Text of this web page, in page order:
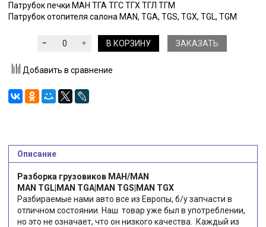
Патрубок печки МАН ТГА ТГС ТГХ ТГЛ ТГМ
Патрубок отопителя салона MAN, TGA, TGS, TGX, TGL, TGM
В КОРЗИНУ ЗАКАЗАТЬ
Добавить в сравнение
Описание
Разборка грузовиков МАН/MAN
MAN TGL|MAN TGA|MAN TGS|MAN TGX
Разбираемые нами авто все из Европы, б/у запчасти в
отличном состоянии. Наш товар уже был в употреблении,
но это не означает, что он низкого качества. Каждый из